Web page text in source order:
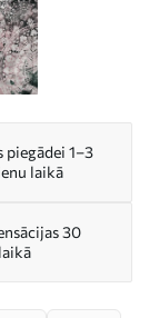
piegādei 1–3
laikā
30